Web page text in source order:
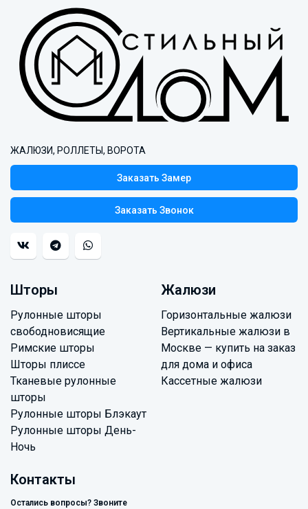
ЖАЛЮЗИ, РОЛЛЕТЫ, ВОРОТА
Заказать Замер
Заказать Звонок
Шторы
Рулонные шторы
свободновисящие
Римские шторы
Шторы плиссе
Тканевые рулонные
шторы
Рулонные шторы Блэкаут
Рулонные шторы День-
Ночь
Жалюзи
Горизонтальные жалюзи
Вертикальные жалюзи в
Москве — купить на заказ
для дома и офиса
Кассетные жалюзи
Контакты
Остались вопросы? Звоните